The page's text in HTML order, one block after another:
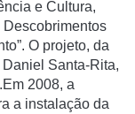
e Cultura,
Descobrimentos
O projeto, da
Santa-Rita,
2008, a
a instalação da